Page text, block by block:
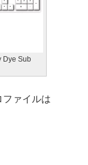
Dye Sub
ァイルは